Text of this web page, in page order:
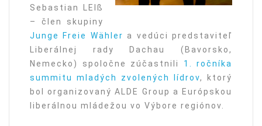
Sebastian LEIß
– člen skupiny
Junge Freie Wähler a vedúci predstaviteľ
Liberálnej rady Dachau (Bavorsko,
Nemecko) spoločne zúčastnili 1. ročníka
summitu mladých zvolených lídrov, ktorý
bol organizovaný ALDE Group a Európskou
liberálnou mládežou vo Výbore regiónov.